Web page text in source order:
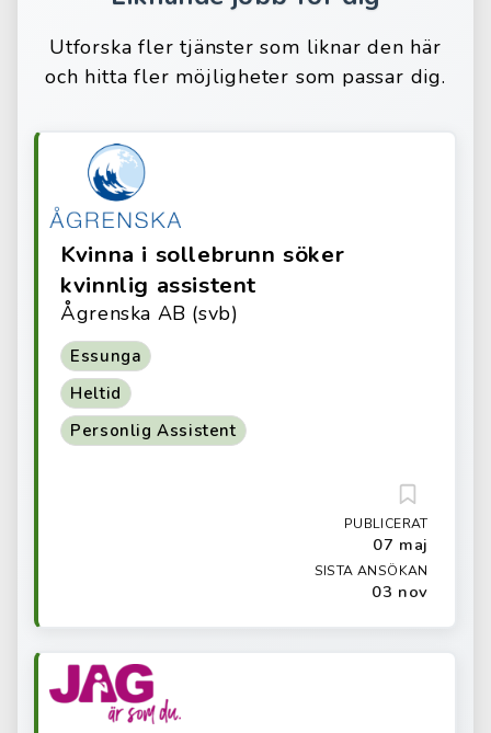
Utforska fler tjänster som liknar den här
och hitta fler möjligheter som passar dig.
Kvinna i sollebrunn söker
kvinnlig assistent
Ågrenska AB (svb)
Essunga
Heltid
Personlig Assistent
PUBLICERAT
07 maj
SISTA ANSÖKAN
03 nov